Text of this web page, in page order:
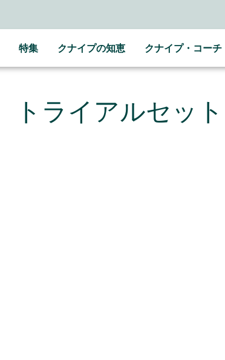
特集 クナイプの知恵 クナイプ・コーチ
トライアルセット